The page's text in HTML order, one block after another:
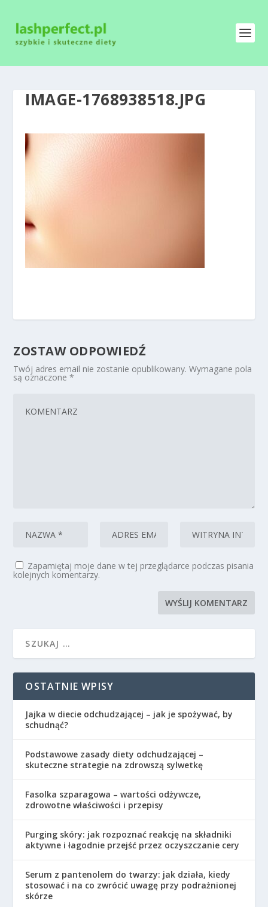
IMAGE-1768938518.JPG
ZOSTAW ODPOWIEDŹ
Twój adres email nie zostanie opublikowany. Wymagane pola
są oznaczone*
Zapamiętaj moje dane w tej przeglądarce podczas pisania
kolejnych komentarzy.
OSTATNIE WPISY
Jajka w diecie odchudzającej – jak je spożywać, by
schudnąć?
Podstawowe zasady diety odchudzającej –
skuteczne strategie na zdrowszą sylwetkę
Fasolka szparagowa – wartości odżywcze,
zdrowotne właściwości i przepisy
Purging skóry: jak rozpoznać reakcję na składniki
aktywne i łagodnie przejść przez oczyszczanie cery
Serum z pantenolem do twarzy: jak działa, kiedy
stosować i na co zwrócić uwagę przy podrażnionej
skórze